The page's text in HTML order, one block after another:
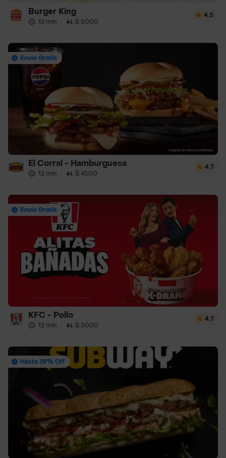
Burger King
12 min · $ 5000
4.5
Envío Gratis
El Corral - Hamburguesa
12 min · $ 4500
4.7
Envío Gratis
KFC - Pollo
12 min · $ 5000
4.7
Hasta 39% Off